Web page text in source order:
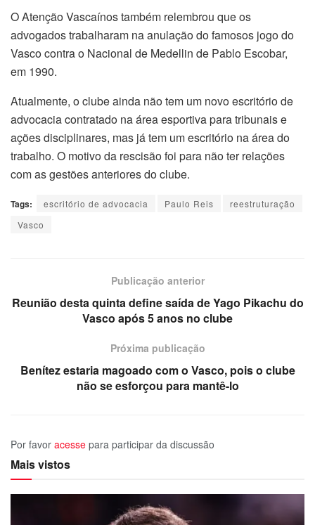
O Atenção Vascaínos também relembrou que os
advogados trabalharam na anulação do famosos jogo do
Vasco contra o Nacional de Medellin de Pablo Escobar,
em 1990.
Atualmente, o clube ainda não tem um novo escritório de
advocacia contratado na área esportiva para tribunais e
ações disciplinares, mas já tem um escritório na área do
trabalho. O motivo da rescisão foi para não ter relações
com as gestões anteriores do clube.
Tags: escritório de advocacia Paulo Reis
reestruturação
Vasco
Publicação anterior
Reunião desta quinta define saída de Yago Pikachu do
Vasco após 5 anos no clube
Próxima publicação
Benítez estaria magoado com o Vasco, pois o clube
não se esforçou para mantê-lo
Por favor acesse para participar da discussão
Mais vistos